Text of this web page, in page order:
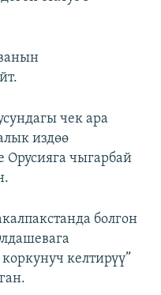
чек ара
издөө
Орусияга чыгарбай
болгон
келтирүү”